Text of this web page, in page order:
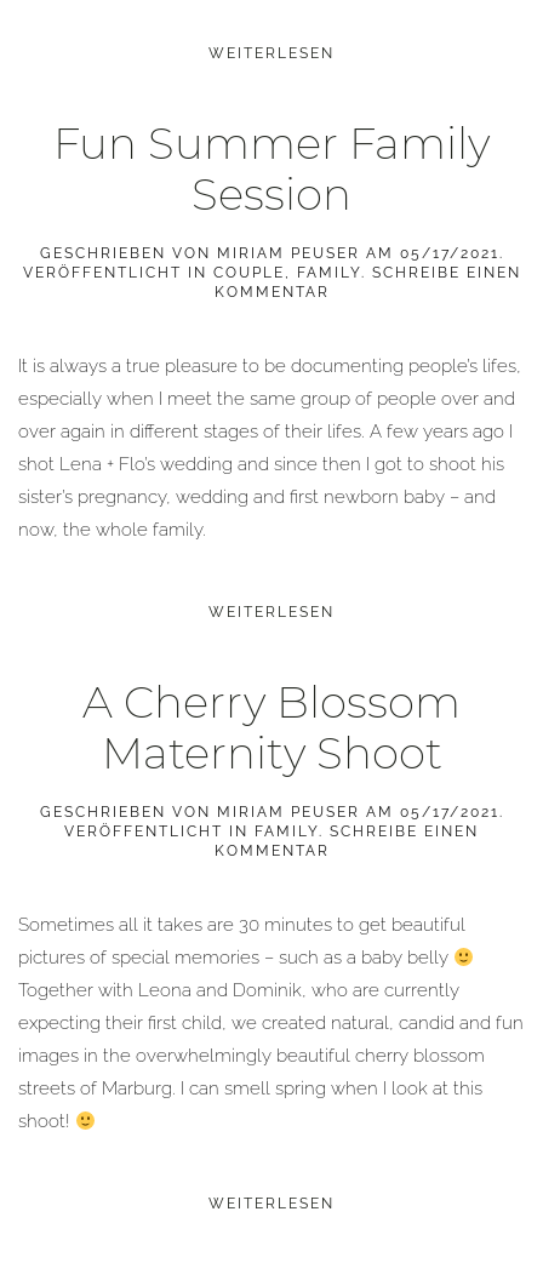
WEITERLESEN
Fun Summer Family
Session
GESCHRIEBEN VON MIRIAM PEUSER AM 05/17/2021.
VERÖFFENTLICHT IN COUPLE , FAMILY. SCHREIBE EINEN
KOMMENTAR
It is always a true pleasure to be documenting people’s lifes,
especially when I meet the same group of people over and
over again in different stages of their lifes. A few years ago I
shot Lena + Flo’s wedding and since then I got to shoot his
sister’s pregnancy, wedding and first newborn baby – and
now, the whole family.
WEITERLESEN
A Cherry Blossom
Maternity Shoot
GESCHRIEBEN VON MIRIAM PEUSER AM 05/17/2021.
VERÖFFENTLICHT IN
FAMILY. SCHREIBE EINEN
KOMMENTAR
Sometimes all it takes are 30 minutes to get beautiful
pictures of special memories – such as a baby belly
Together with Leona and Dominik, who are currently
expecting their first child, we created natural, candid and fun
images in the overwhelmingly beautiful cherry blossom
streets of Marburg. I can smell spring when I look at this
shoot!
WEITERLESEN